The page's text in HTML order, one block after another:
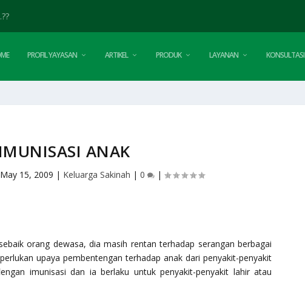
PROFIL YAYASAN ARTIKEL PRODUK LAYANAN KONSULTASI
IMUNISASI ANAK
May 15, 2009 | Keluarga Sakinah | 0 |
orang dewasa, dia masih rentan terhadap serangan berbagai
upaya pembentengan terhadap anak dari penyakit-penyakit
imunisasi dan ia berlaku untuk penyakit-penyakit lahir atau